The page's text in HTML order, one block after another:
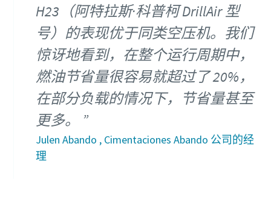
H23（阿特拉斯·科普柯 DrillAir 型
号）的表现优于同类空压机。我们
惊讶地看到，在整个运行周期中，
燃油节省量很容易就超过了 20%，
在部分负载的情况下，节省量甚至
更多。
Julen Abando , Cimentaciones Abando 公司的经
理